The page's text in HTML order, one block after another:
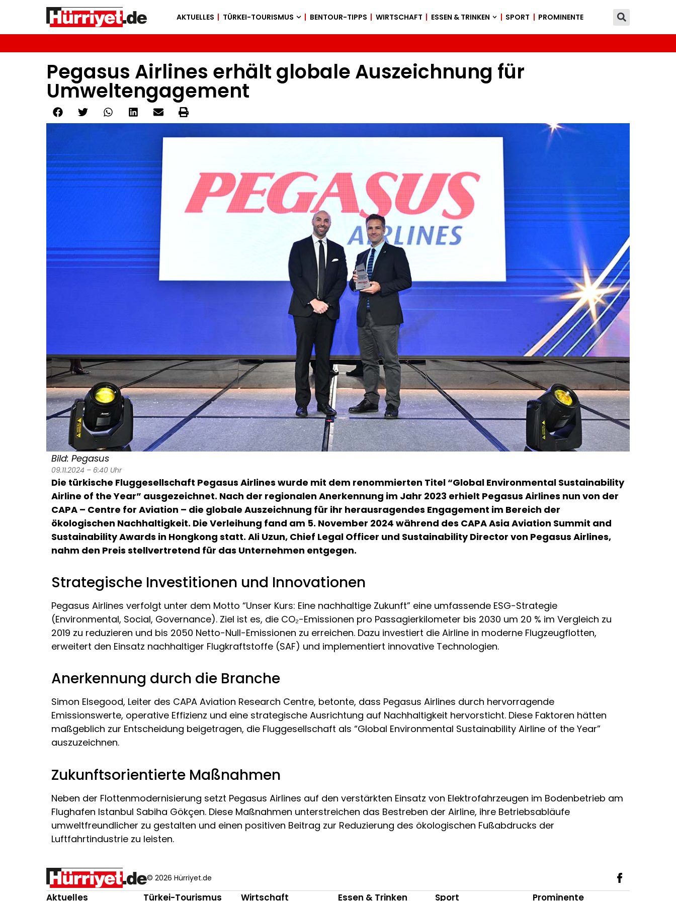
AKTUELLES TÜRKEI-TOURISMUS BENTOUR-TIPPS WIRTSCHAFT ESSEN & TRINKEN SPORT PROMINENTE
Pegasus Airlines erhält globale Auszeichnung für
Umweltengagement
Bild: Pegasus
09.11.2024 – 6:40 Uhr
Die türkische Fluggesellschaft Pegasus Airlines wurde mit dem renommierten Titel “Global Environmental Sustainability
Airline of the Year” ausgezeichnet. Nach der regionalen Anerkennung im Jahr 2023 erhielt Pegasus Airlines nun von der
CAPA – Centre for Aviation – die globale Auszeichnung für ihr herausragendes Engagement im Bereich der
ökologischen Nachhaltigkeit. Die Verleihung fand am 5. November 2024 während des CAPA Asia Aviation Summit and
Sustainability Awards in Hongkong statt. Ali Uzun, Chief Legal Officer und Sustainability Director von Pegasus Airlines,
nahm den Preis stellvertretend für das Unternehmen entgegen.
Strategische Investitionen und Innovationen
Pegasus Airlines verfolgt unter dem Motto “Unser Kurs: Eine nachhaltige Zukunft” eine umfassende ESG-Strategie
(Environmental, Social, Governance). Ziel ist es, die CO₂-Emissionen pro Passagierkilometer bis 2030 um 20 % im Vergleich zu
2019 zu reduzieren und bis 2050 Netto-Null-Emissionen zu erreichen. Dazu investiert die Airline in moderne Flugzeugflotten,
erweitert den Einsatz nachhaltiger Flugkraftstoffe (SAF) und implementiert innovative Technologien.
Anerkennung durch die Branche
Simon Elsegood, Leiter des CAPA Aviation Research Centre, betonte, dass Pegasus Airlines durch hervorragende
Emissionswerte, operative Effizienz und eine strategische Ausrichtung auf Nachhaltigkeit hervorsticht. Diese Faktoren hätten
maßgeblich zur Entscheidung beigetragen, die Fluggesellschaft als “Global Environmental Sustainability Airline of the Year”
auszuzeichnen.
Zukunftsorientierte Maßnahmen
Neben der Flottenmodernisierung setzt Pegasus Airlines auf den verstärkten Einsatz von Elektrofahrzeugen im Bodenbetrieb am
Flughafen Istanbul Sabiha Gökçen. Diese Maßnahmen unterstreichen das Bestreben der Airline, ihre Betriebsabläufe
umweltfreundlicher zu gestalten und einen positiven Beitrag zur Reduzierung des ökologischen Fußabdrucks der
Luftfahrtindustrie zu leisten.
© 2026 Hürriyet.de
Aktuelles Türkei-Tourismus Wirtschaft Essen & Trinken Sport Prominente